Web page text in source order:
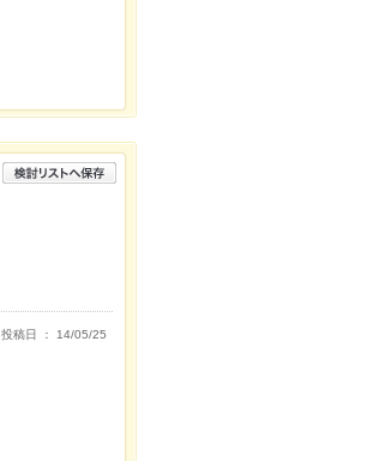
投稿日 ： 14/05/25